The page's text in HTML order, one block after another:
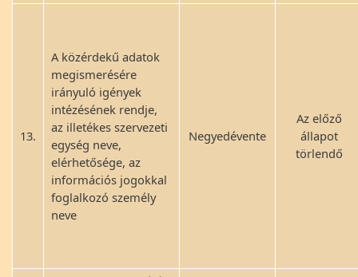
13.
A közérdekű adatok
megismerésére
irányuló igények
intézésének rendje,
az illetékes szervezeti
egység neve,
elérhetősége, az
információs jogokkal
foglalkozó személy
neve
Negyedévente
Az előző
állapot
törlendő